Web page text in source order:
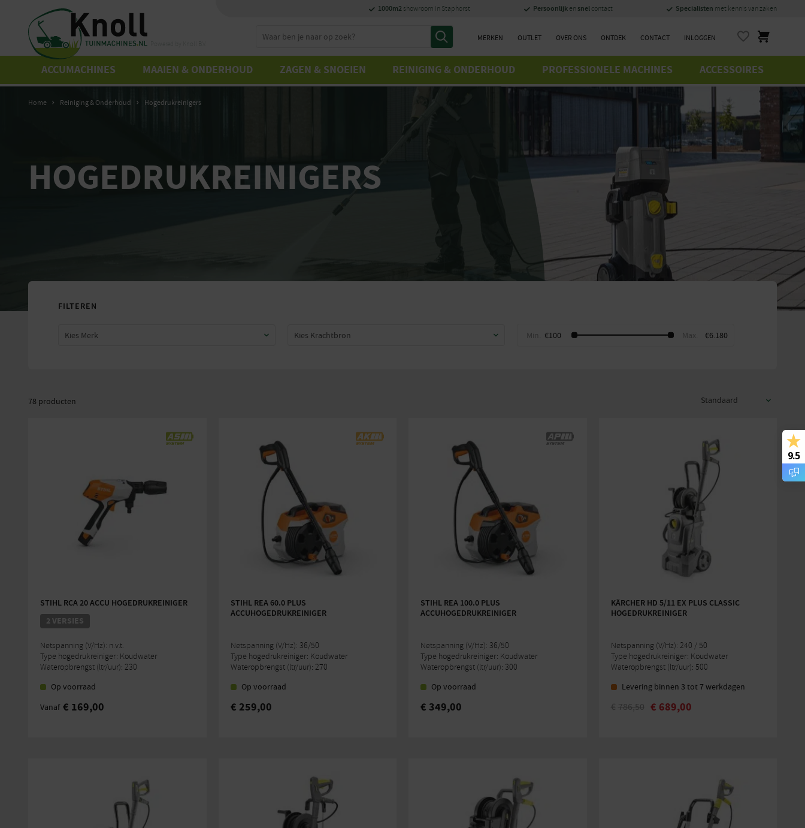
1000m2 showroom in Staphorst Persoonlijk en snel contact Specialisten met kennis van zaken
MERKEN OUTLET OVER ONS ONTDEK CONTACT INLOGGEN
ACCUMACHINES MAAIEN & ONDERHOUD ZAGEN & SNOEIEN REINIGING & ONDERHOUD PROFESSIONELE MACHINES ACCESSOIRES
Home Reiniging & Onderhoud Hogedrukreinigers
HOGEDRUKREINIGERS
FILTEREN
Kies Merk Kies Krachtbron Prijs: €100
— €6.180
78 producten
STIHL RCA 20 ACCU HOGEDRUKREINIGER
2 VERSIES
Netspanning (V/Hz): n.v.t.
Type hogedrukreiniger: Koudwater
Wateropbrengst (ltr/uur): 230
Op voorraad
Vanaf € 169,00
STIHL REA 60.0 PLUS
ACCUHOGEDRUKREINIGER
Netspanning (V/Hz): 36/50
Type hogedrukreiniger: Koudwater
Wateropbrengst (ltr/uur): 270
Op voorraad
€ 259,00
STIHL REA 100.0 PLUS
ACCUHOGEDRUKREINIGER
Netspanning (V/Hz): 36/50
Type hogedrukreiniger: Koudwater
Wateropbrengst (ltr/uur): 300
Op voorraad
€ 349,00
KÄRCHER HD 5/11 EX PLUS CLASSIC
HOGEDRUKREINIGER
Netspanning (V/Hz): 240 / 50
Type hogedrukreiniger: Koudwater
Wateropbrengst (ltr/uur): 500
Levering binnen 3 tot 7 werkdagen
€ 786,50 € 689,00
9.5